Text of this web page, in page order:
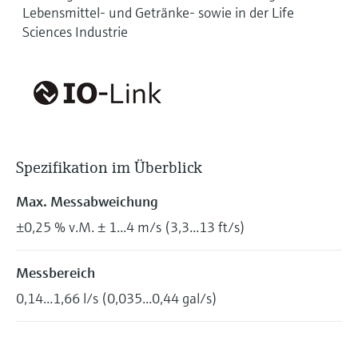
Lebensmittel- und Getränke- sowie in der Life
Sciences Industrie
Spezifikation im Überblick
Max. Messabweichung
±0,25 % v.M. ± 1...4 m/s (3,3...13 ft/s)
Messbereich
0,14...1,66 l/s (0,035...0,44 gal/s)